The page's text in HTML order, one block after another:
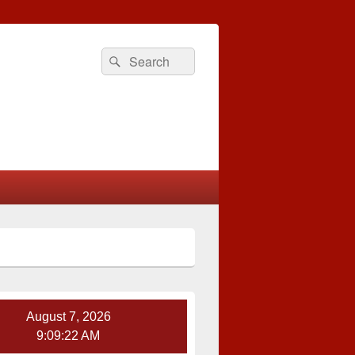
Search
for:
Search
August 7, 2026
9:09:23 AM